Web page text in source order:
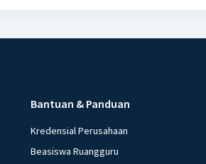
Bantuan & Panduan
Kredensial Perusahaan
Beasiswa Ruangguru